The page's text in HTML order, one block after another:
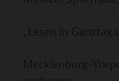
„Lesen in
Mecklenburg-